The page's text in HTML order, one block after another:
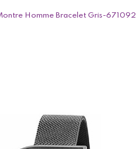
Homme Bracelet Gris-671092